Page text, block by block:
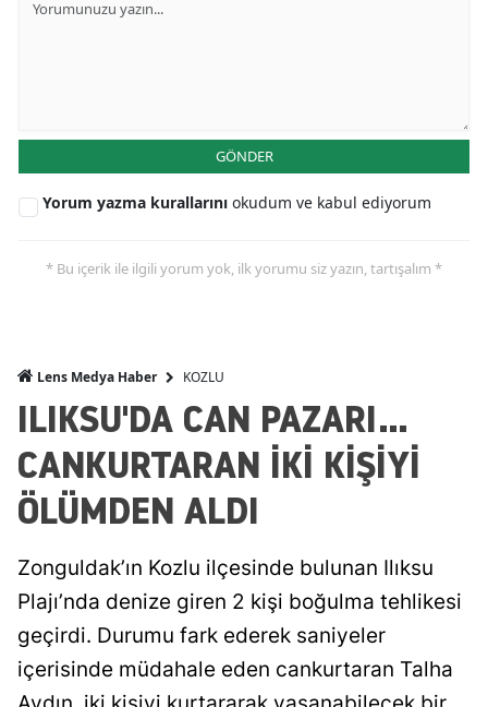
GÖNDER
Yorum yazma kurallarını okudum ve kabul ediyorum
* Bu içerik ile ilgili yorum yok, ilk yorumu siz yazın, tartışalım *
Lens Medya Haber KOZLU
ILIKSU'DA CAN PAZARI...
CANKURTARAN İKİ KİŞİYİ
ÖLÜMDEN ALDI
Zonguldak’ın Kozlu ilçesinde bulunan Ilıksu
Plajı’nda denize giren 2 kişi boğulma tehlikesi
geçirdi. Durumu fark ederek saniyeler
içerisinde müdahale eden cankurtaran Talha